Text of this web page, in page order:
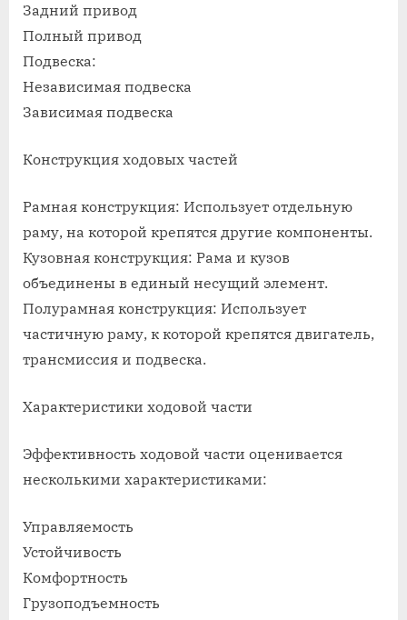
Задний привод
Полный привод
Подвеска:
Независимая подвеска
Зависимая подвеска
Конструкция ходовых частей
Рамная конструкция: Использует отдельную
раму, на которой крепятся другие компоненты.
Кузовная конструкция: Рама и кузов
объединены в единый несущий элемент.
Полурамная конструкция: Использует
частичную раму, к которой крепятся двигатель,
трансмиссия и подвеска.
Характеристики ходовой части
Эффективность ходовой части оценивается
несколькими характеристиками:
Управляемость
Устойчивость
Комфортность
Грузоподъемность